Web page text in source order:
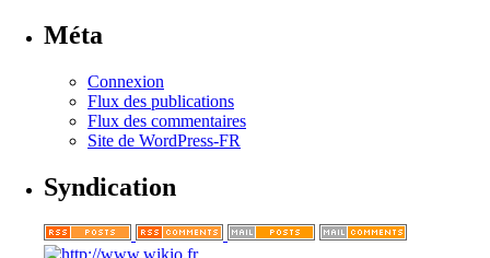
Méta
Connexion
Flux des publications
Flux des commentaires
Site de WordPress-FR
Syndication